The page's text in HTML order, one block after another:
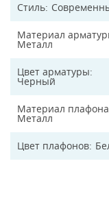
Стиль
Материал
Металл
Цвет арматуры
Черный
Материал плафона
Металл
Цвет плафонов